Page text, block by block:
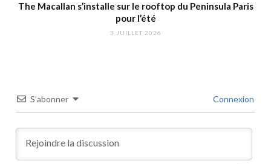
The Macallan s’installe sur le rooftop du Peninsula Paris
pour l’été
3 JUILLET 2026
S’abonner Connexion